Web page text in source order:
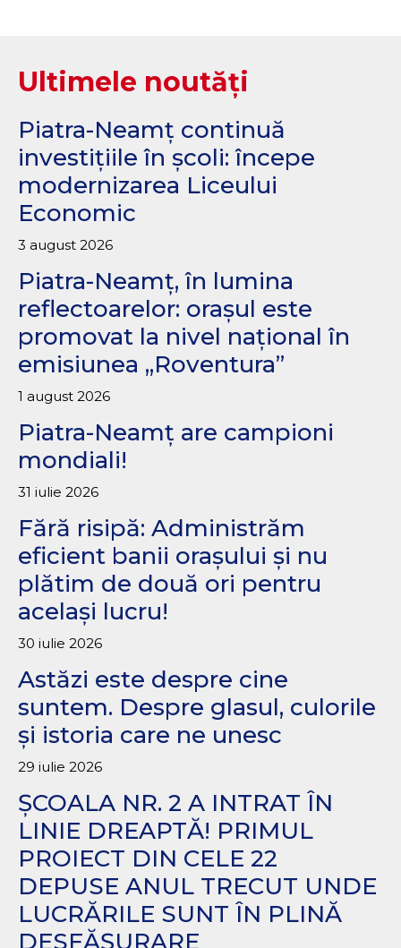
Ultimele noutăți
Piatra-Neamț continuă
investițiile în școli: începe
modernizarea Liceului
Economic
3 august 2026
Piatra-Neamț, în lumina
reflectoarelor: orașul este
promovat la nivel național în
emisiunea „Roventura”
1 august 2026
Piatra-Neamț are campioni
mondiali!
31 iulie 2026
Fără risipă: Administrăm
eficient banii orașului și nu
plătim de două ori pentru
același lucru!
30 iulie 2026
Astăzi este despre cine
suntem. Despre glasul, culorile
și istoria care ne unesc
29 iulie 2026
ȘCOALA NR. 2 A INTRAT ÎN
LINIE DREAPTĂ! PRIMUL
PROIECT DIN CELE 22
DEPUSE ANUL TRECUT UNDE
LUCRĂRILE SUNT ÎN PLINĂ
DESFĂȘURARE